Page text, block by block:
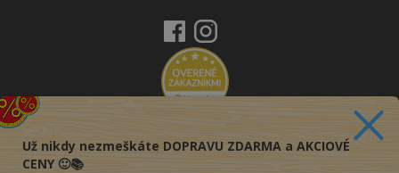
Už nikdy nezmeškáte DOPRAVU ZDARMA a AKCIOVÉ
CENY 🙂📚